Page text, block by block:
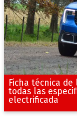
Ficha técnica
todas las
electrificada